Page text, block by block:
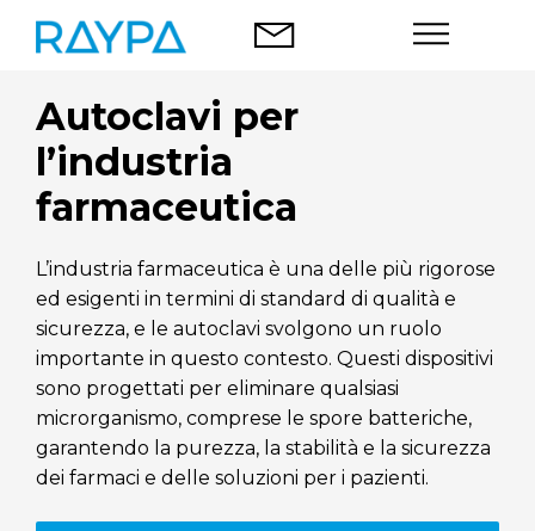
contenuto
Autoclavi
Analisi degli alimenti
Azienda
Blog
Contatti
Italiano
Autoclavi per
l’industria
farmaceutica
L’industria farmaceutica è una delle più rigorose
ed esigenti in termini di standard di qualità e
sicurezza, e le autoclavi svolgono un ruolo
importante in questo contesto. Questi dispositivi
sono progettati per eliminare qualsiasi
microrganismo, comprese le spore batteriche,
garantendo la purezza, la stabilità e la sicurezza
dei farmaci e delle soluzioni per i pazienti.